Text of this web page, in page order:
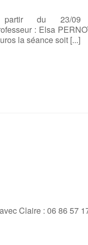
du 23/09
: Elsa
la séance soit [...]
Claire : 06 86 57